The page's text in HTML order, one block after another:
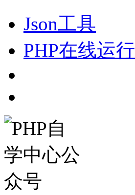
Json工具
PHP在线运行